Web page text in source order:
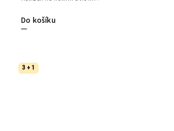
Do košíku
3 + 1